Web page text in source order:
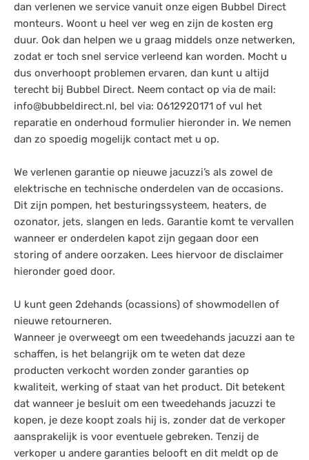
dan verlenen we service vanuit onze eigen Bubbel Direct
monteurs. Woont u heel ver weg en zijn de kosten erg
duur. Ook dan helpen we u graag middels onze netwerken,
zodat er toch snel service verleend kan worden. Mocht u
dus onverhoopt problemen ervaren, dan kunt u altijd
terecht bij Bubbel Direct. Neem contact op via de mail:
info@bubbeldirect.nl, bel via: 0612920171 of vul het
reparatie en onderhoud formulier hieronder in. We nemen
dan zo spoedig mogelijk contact met u op.
We verlenen garantie op nieuwe jacuzzi’s als zowel de
elektrische en technische onderdelen van de occasions.
Dit zijn pompen, het besturingssysteem, heaters, de
ozonator, jets, slangen en leds. Garantie komt te vervallen
wanneer er onderdelen kapot zijn gegaan door een
storing of andere oorzaken. Lees hiervoor de disclaimer
hieronder goed door.
U kunt geen 2dehands (ocassions) of showmodellen of
nieuwe retourneren.
Wanneer je overweegt om een tweedehands jacuzzi aan te
schaffen, is het belangrijk om te weten dat deze
producten verkocht worden zonder garanties op
kwaliteit, werking of staat van het product. Dit betekent
dat wanneer je besluit om een tweedehands jacuzzi te
kopen, je deze koopt zoals hij is, zonder dat de verkoper
aansprakelijk is voor eventuele gebreken. Tenzij de
verkoper u andere garanties belooft en dit meldt op de